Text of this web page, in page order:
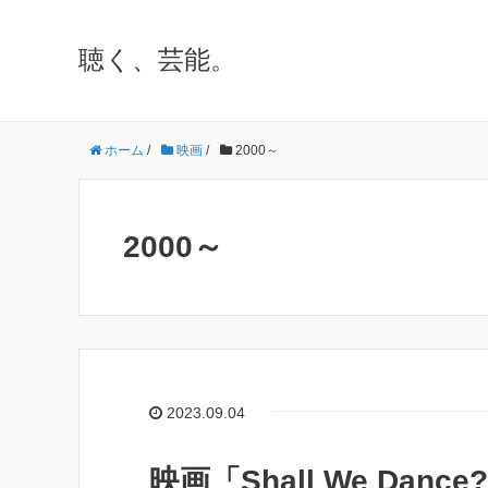
聴く、芸能。
ホーム / 映画 / 2000～
2000～
2023.09.04
映画「Shall We Dance?